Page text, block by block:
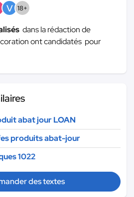
V 18+
dans la rédaction de
ont candidatés pour
abat jour LOAN
produits abat-jour
1022
des textes